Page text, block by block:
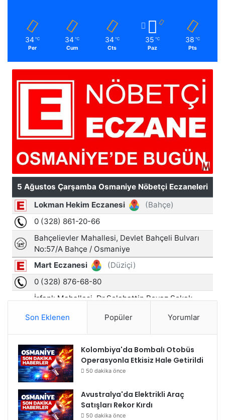
34 ℃
Per
34 ℃
Cum
34 ℃
Cts
35 ℃
Paz
38 ℃
Pts
Son Eklenen Popüler Yorumlar
Kolombiya'da Bombalı Otobüs
Operasyonla Etkisiz Hale Getirildi
50 dakika önce
Avustralya'da Elektrikli Araç
Satışları Rekor Kırdı
50 dakika önce